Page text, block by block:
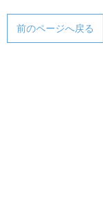
前のページへ戻る